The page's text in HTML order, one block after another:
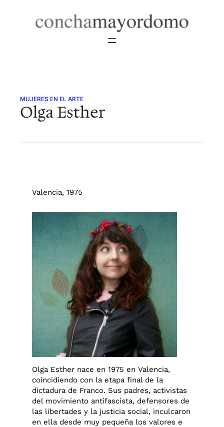
MUJERES EN EL ARTE
Olga Esther
Valencia, 1975
Olga Esther nace en 1975 en Valencia,
coincidiendo con la etapa final de la
dictadura de Franco. Sus padres, activistas
del movimiento antifascista, defensores de
las libertades y la justicia social, inculcaron
en ella desde muy pequeña los valores e